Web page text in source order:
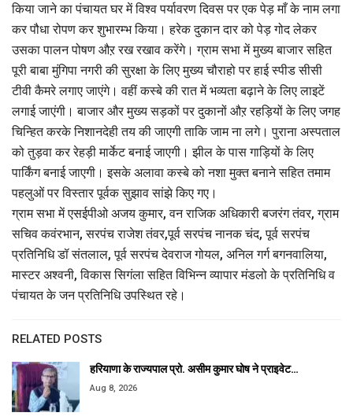
किया जाने का पंचायत घर में विश्व पर्यावरण दिवस पर एक पेड़ माँ के नाम लगा
कर पौधा रोपण कर शुभारम्भ किया। हरेक दुकान दार को पेड़ गोद लेकर
उसका पालन पोषण औऱ रख रखाव करेंगे। ग्राम सभा में मुख्य बाजार सहित
पूरी बाबा मुंगिपा नगरी की सुरक्षा के लिए मुख्य चौराहो पर हाई स्पीड सीसी
टीवी कैमरे लगाए जाएंगे। वहीं कस्बे की रात में भव्यता बढ़ाने के लिए लाइटें
लगाई जाएंगी। बाजार और मुख्य सड़कों पर दुकानों औऱ रहड़ियों के लिए जगह
चिन्हित करके निशानदेही तय की जाएगी ताकि जाम ना लगे। पुराना अस्पताल
को तुड़वा कर रेहड़ी मार्केट बनाई जाएगी। झील के पास गाड़ियों के लिए
पार्किंग बनाई जाएगी। इसके अलावा कस्बे को नशा मुक्त बनाने सहित तमाम
पहलुओं पर विस्तार पूर्वक सुझाव सांझे किए गए।
ग्राम सभा में एसईपीओ अजय कुमार, वन राजिक अधिकारी बजरंग तंवर, ग्राम
सचिव कवंरभान, सरपंच राजेश तंवर,पूर्व सरपंच नानक चंद, पूर्व सरपंच
प्रतिनिधि डॉ संतलाल, पूर्व सरपंच देवराज गोयल, अनिल गर्ग बगनवालिया,
मास्टर अश्वनी, विकास सिगंला सहित विभिन्न व्यापार मंडलो के प्रतिनिधि व
पंचायत के जन प्रतिनिधि उपस्थित रहे।
RELATED POSTS
हरियाणा के राज्यपाल प्रो. असीम कुमार घोष ने प्राइवेट…
Aug 8, 2026